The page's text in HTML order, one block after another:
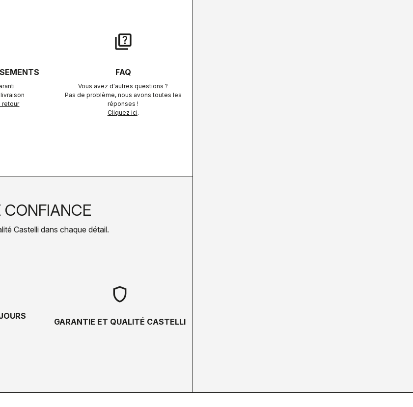
retour
quiz
FAQ
Vous avez d'autres questions ?
Pas de problème, nous avons toutes les
réponses !
Cliquez ici.
Castelli dans chaque détail.
shield
GARANTIE ET QUALITÉ CASTELLI